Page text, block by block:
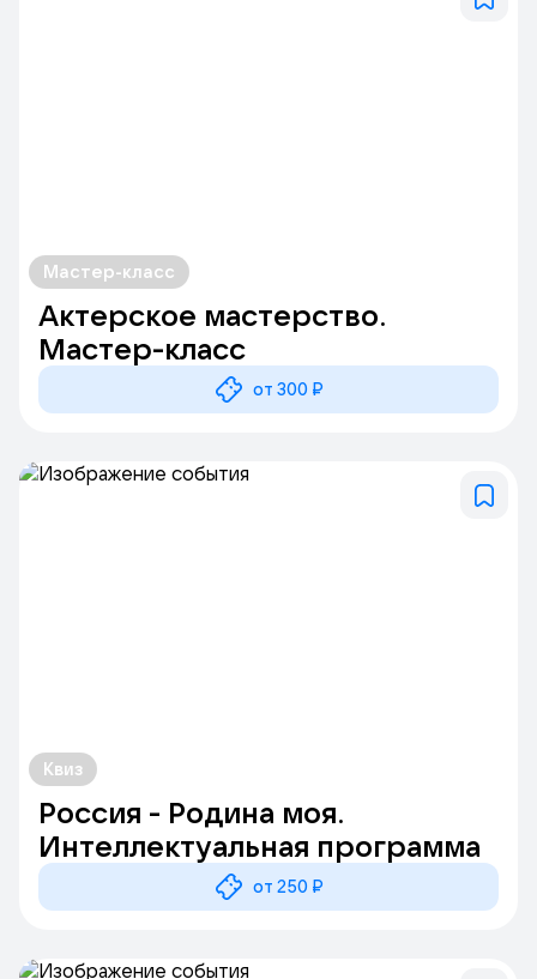
Мастер-класс
Актерское мастерство.
Мастер-класс
от 300 ₽
Квиз
Россия - Родина моя.
Интеллектуальная программа
от 250 ₽